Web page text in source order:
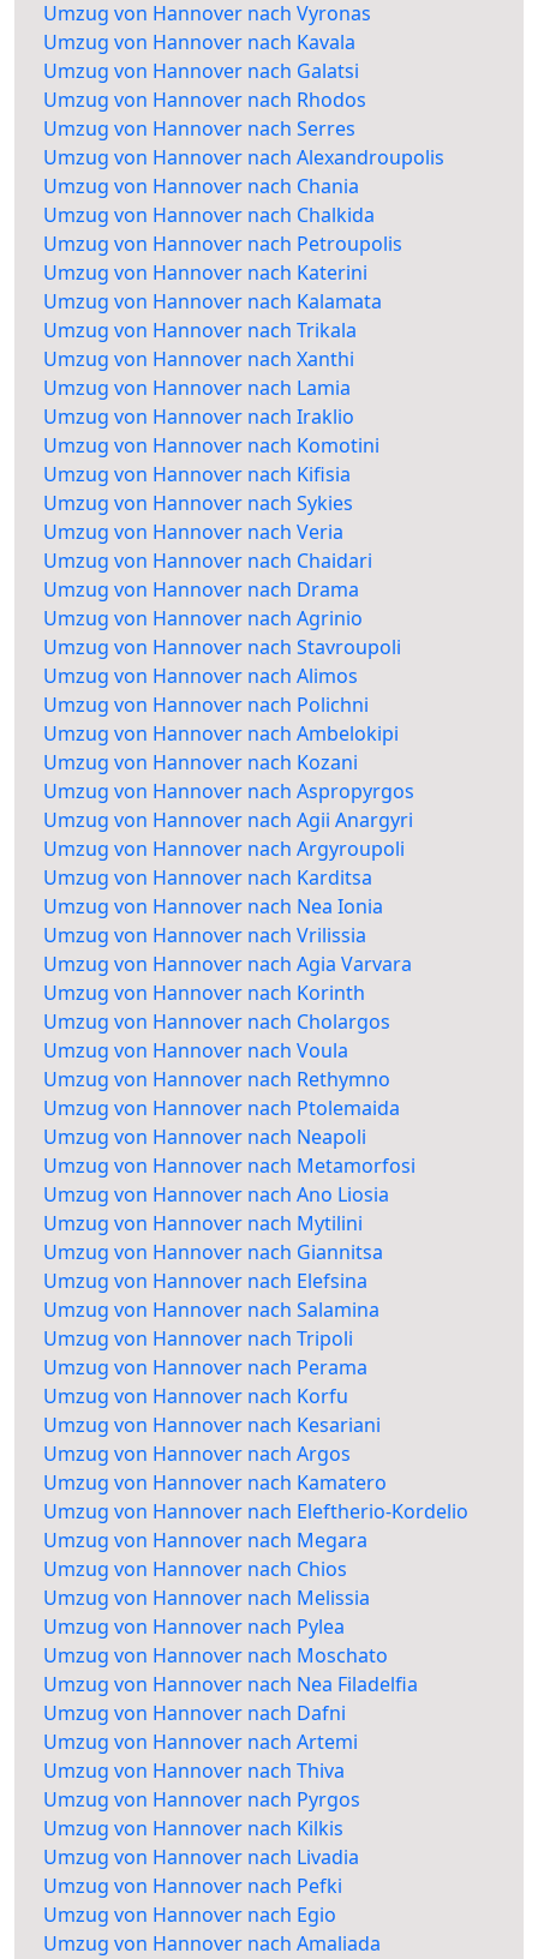
Umzug von Hannover nach Vyronas
Umzug von Hannover nach Kavala
Umzug von Hannover nach Galatsi
Umzug von Hannover nach Rhodos
Umzug von Hannover nach Serres
Umzug von Hannover nach Alexandroupolis
Umzug von Hannover nach Chania
Umzug von Hannover nach Chalkida
Umzug von Hannover nach Petroupolis
Umzug von Hannover nach Katerini
Umzug von Hannover nach Kalamata
Umzug von Hannover nach Trikala
Umzug von Hannover nach Xanthi
Umzug von Hannover nach Lamia
Umzug von Hannover nach Iraklio
Umzug von Hannover nach Komotini
Umzug von Hannover nach Kifisia
Umzug von Hannover nach Sykies
Umzug von Hannover nach Veria
Umzug von Hannover nach Chaidari
Umzug von Hannover nach Drama
Umzug von Hannover nach Agrinio
Umzug von Hannover nach Stavroupoli
Umzug von Hannover nach Alimos
Umzug von Hannover nach Polichni
Umzug von Hannover nach Ambelokipi
Umzug von Hannover nach Kozani
Umzug von Hannover nach Aspropyrgos
Umzug von Hannover nach Agii Anargyri
Umzug von Hannover nach Argyroupoli
Umzug von Hannover nach Karditsa
Umzug von Hannover nach Nea Ionia
Umzug von Hannover nach Vrilissia
Umzug von Hannover nach Agia Varvara
Umzug von Hannover nach Korinth
Umzug von Hannover nach Cholargos
Umzug von Hannover nach Voula
Umzug von Hannover nach Rethymno
Umzug von Hannover nach Ptolemaida
Umzug von Hannover nach Neapoli
Umzug von Hannover nach Metamorfosi
Umzug von Hannover nach Ano Liosia
Umzug von Hannover nach Mytilini
Umzug von Hannover nach Giannitsa
Umzug von Hannover nach Elefsina
Umzug von Hannover nach Salamina
Umzug von Hannover nach Tripoli
Umzug von Hannover nach Perama
Umzug von Hannover nach Korfu
Umzug von Hannover nach Kesariani
Umzug von Hannover nach Argos
Umzug von Hannover nach Kamatero
Umzug von Hannover nach Eleftherio-Kordelio
Umzug von Hannover nach Megara
Umzug von Hannover nach Chios
Umzug von Hannover nach Melissia
Umzug von Hannover nach Pylea
Umzug von Hannover nach Moschato
Umzug von Hannover nach Nea Filadelfia
Umzug von Hannover nach Dafni
Umzug von Hannover nach Artemi
Umzug von Hannover nach Thiva
Umzug von Hannover nach Pyrgos
Umzug von Hannover nach Kilkis
Umzug von Hannover nach Livadia
Umzug von Hannover nach Pefki
Umzug von Hannover nach Egio
Umzug von Hannover nach Amaliada